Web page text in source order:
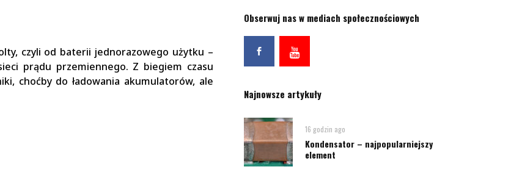
czyli od baterii jednorazowego użytku –
prądu przemiennego. Z biegiem czasu
choćby do ładowania akumulatorów, ale
Obserwuj nas w mediach społecznościowych
Najnowsze artykuły
16 godzin ago
Kondensator – najpopularniejszy
element